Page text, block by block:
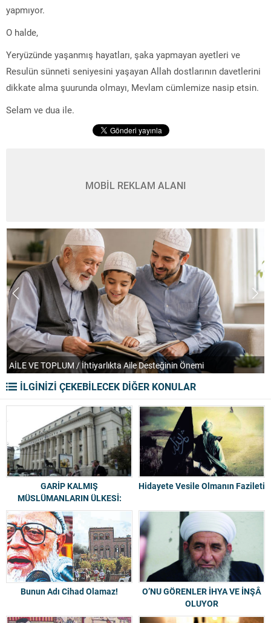
yapmıyor.
O halde,
Yeryüzünde yaşanmış hayatları, şaka yapmayan ayetleri ve
Resulün sünneti seniyesini yaşayan Allah dostlarının davetlerini
dikkate alma şuurunda olmayı, Mevlam cümlemize nasip etsin.
Selam ve dua ile.
MOBİL REKLAM ALANI
TEFEKKÜR UFKU / Orkestranın Soğuk ve Despotik Yüzü
İLGİNİZİ ÇEKEBİLECEK DİĞER KONULAR
GARİP KALMIŞ
MÜSLÜMANLARIN ÜLKESİ:
BULGARİSTAN
Hidayete Vesile Olmanın Fazileti
Bunun Adı Cihad Olamaz!
O’NU GÖRENLER İHYA VE İNŞÂ
OLUYOR